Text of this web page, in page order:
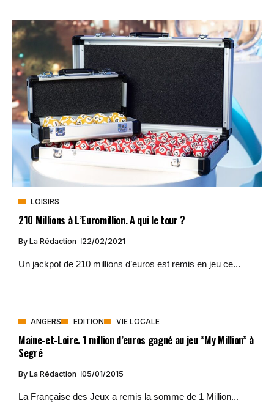
LOISIRS
210 Millions à L’Euromillion. A qui le tour ?
By La Rédaction 22/02/2021
Un jackpot de 210 millions d’euros est remis en jeu ce...
ANGERS EDITION VIE LOCALE
Maine-et-Loire. 1 million d’euros gagné au jeu “My Million” à
Segré
By La Rédaction 05/01/2015
La Française des Jeux a remis la somme de 1 Million...